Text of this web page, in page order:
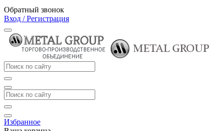
Обратный звонок
Вход / Регистрация
Избранное